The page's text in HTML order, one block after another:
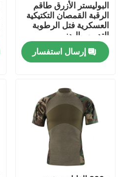
مسكن
معلومات عنا
جولة في المعمل
البوليستر الأزرق طاقم
الرقبة القمصان التكتيكية
العسكرية فتل الرطوبة
التدريب البدني
إرسال استفسار